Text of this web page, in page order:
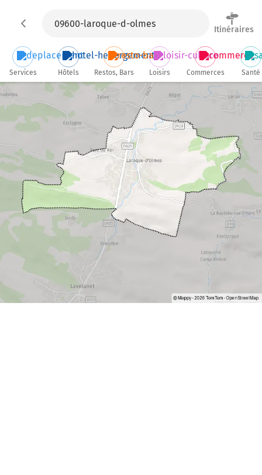
Itinéraires
Services Hôtels Restos, Bars Loisirs Commerces Santé